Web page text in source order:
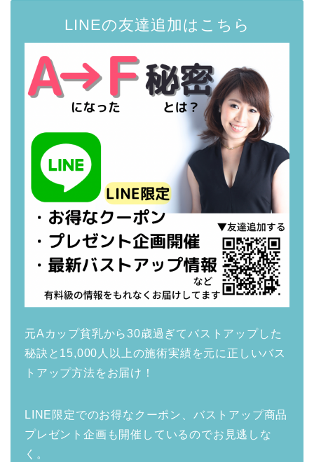
LINEの友達追加はこちら
元Aカップ貧乳から30歳過ぎてバストアップした
秘訣と15,000人以上の施術実績を元に正しいバス
トアップ方法をお届け！
LINE限定でのお得なクーポン、バストアップ商品
プレゼント企画も開催しているのでお見逃しな
く。